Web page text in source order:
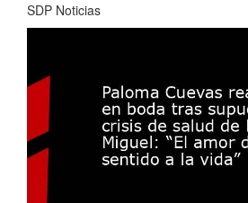
SDP Noticias